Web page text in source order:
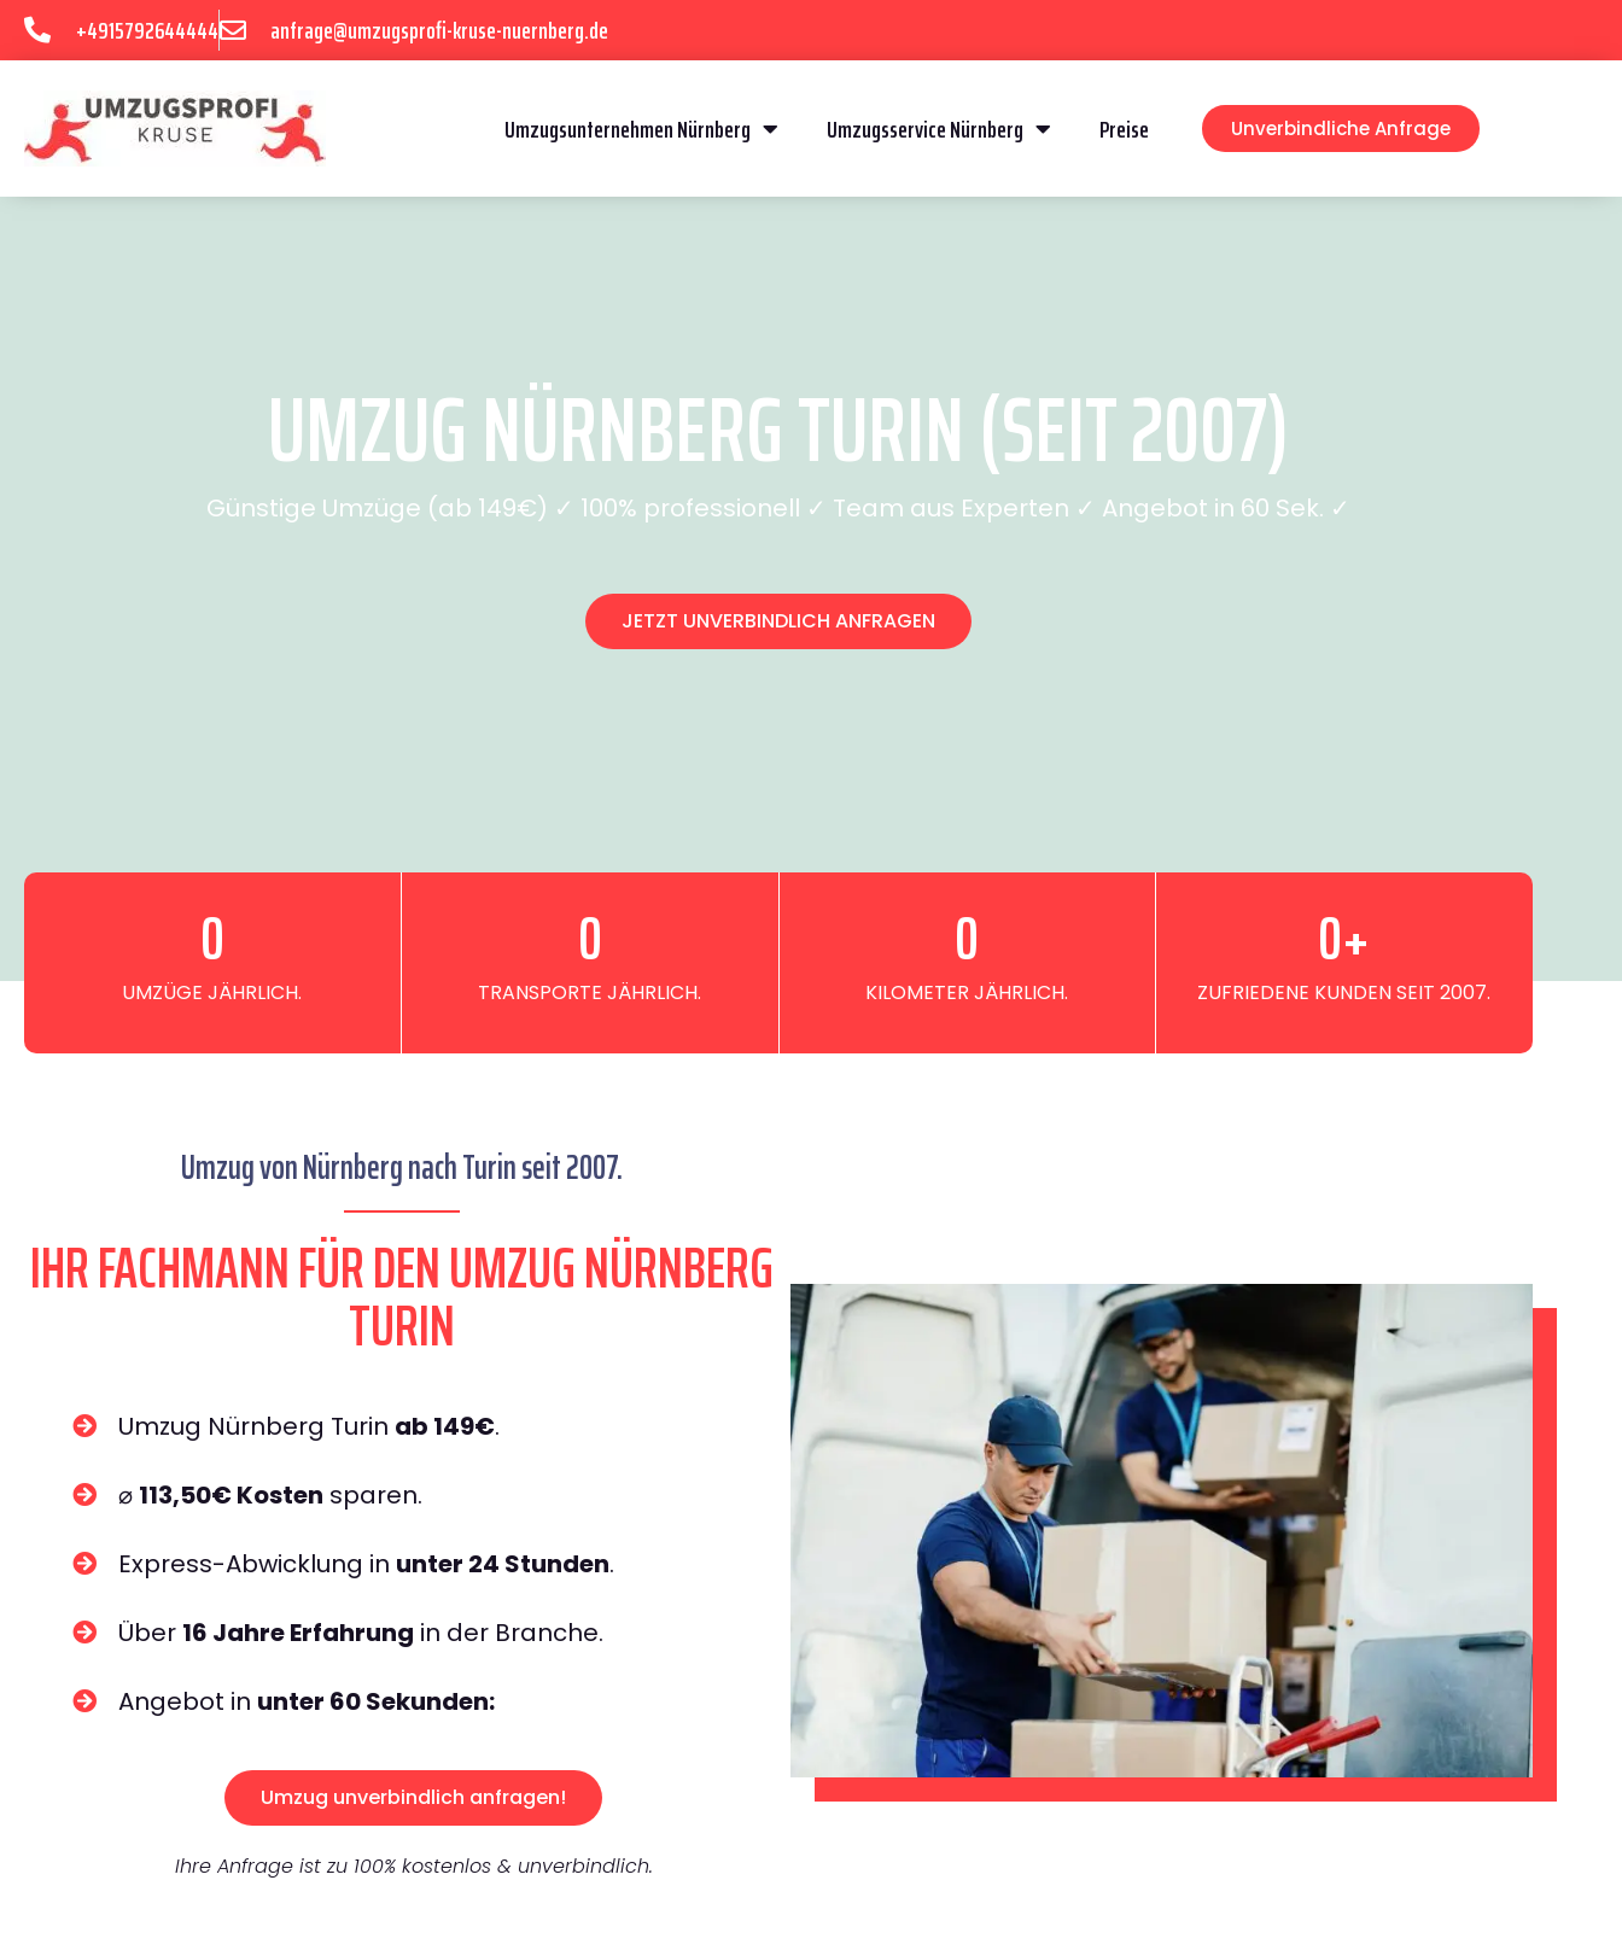
+4915792644444 anfrage@umzugsprofi-kruse-nuernberg.de
Umzugsunternehmen Nürnberg Umzugsservice Nürnberg Preise Unverbindliche Anfrage
UMZUG NÜRNBERG TURIN (SEIT 2007)
Günstige Umzüge (ab 149€) ✓ 100% professionell ✓ Team aus Experten ✓ Angebot in 60 Sek. ✓
JETZT UNVERBINDLICH ANFRAGEN
UMZÜGE JÄHRLICH.
0
TRANSPORTE JÄHRLICH.
0
KILOMETER JÄHRLICH.
0
ZUFRIEDENE KUNDEN SEIT 2007.
0+
Umzug von Nürnberg nach Turin seit 2007.
IHR FACHMANN FÜR DEN UMZUG NÜRNBERG
TURIN
Umzug Nürnberg Turin ab 149€.
⌀ 113,50€ Kosten sparen.
Express-Abwicklung in unter 24 Stunden.
Über 16 Jahre Erfahrung in der Branche.
Angebot in unter 60 Sekunden:
Umzug unverbindlich anfragen!
Ihre Anfrage ist zu 100% kostenlos & unverbindlich.